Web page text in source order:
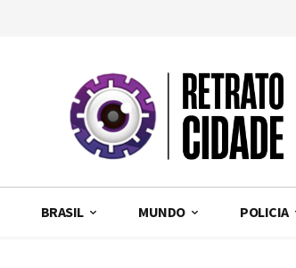
BRASIL MUNDO POLICIA